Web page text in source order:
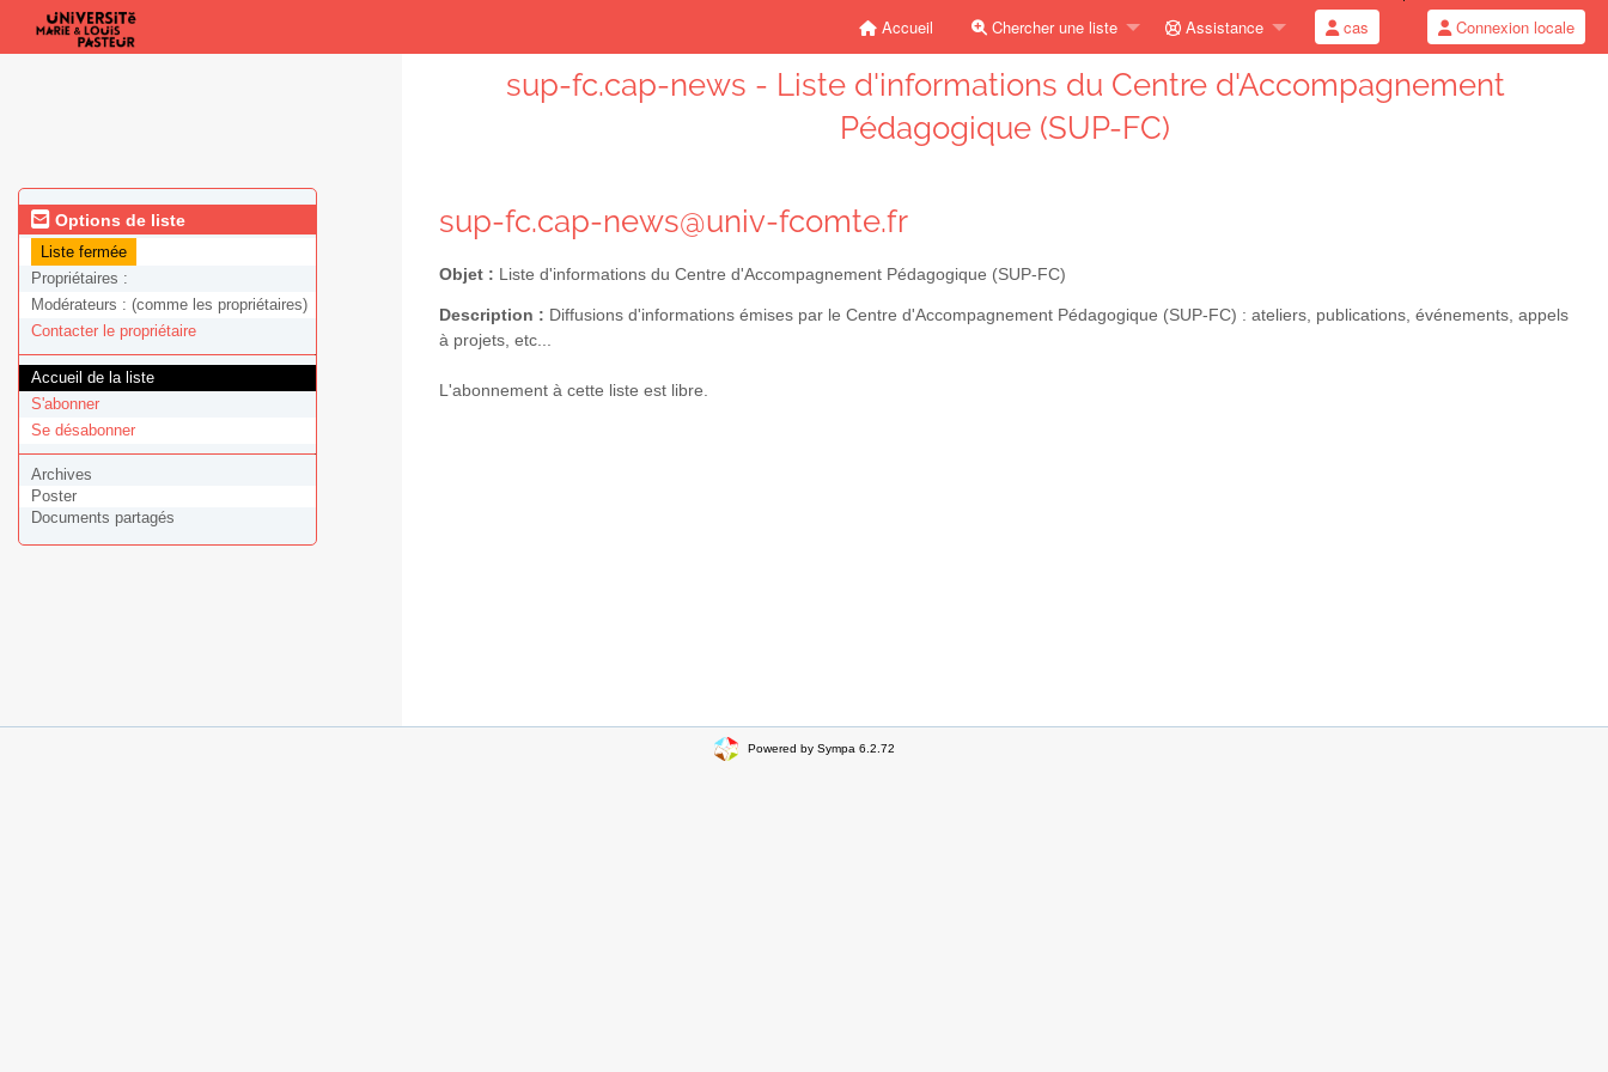
Accueil Chercher une liste Assistance cas Connexion locale
sup-fc.cap-news - Liste d'informations du Centre d'Accompagnement
Pédagogique (SUP-FC)
Options de liste
Liste fermée
Propriétaires :
Modérateurs : (comme les propriétaires)
Contacter le propriétaire
Accueil de la liste
S'abonner
Se désabonner
Archives
Poster
Documents partagés
sup-fc.cap-news@univ-fcomte.fr
Objet : Liste d'informations du Centre d'Accompagnement Pédagogique (SUP-FC)
Description : Diffusions d'informations émises par le Centre d'Accompagnement Pédagogique (SUP-FC) : ateliers, publications, événements, appels
à projets, etc...
L'abonnement à cette liste est libre.
Powered by Sympa 6.2.72